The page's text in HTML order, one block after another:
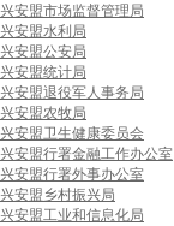
兴安盟市场监督管理局
兴安盟水利局
兴安盟公安局
兴安盟统计局
兴安盟退役军人事务局
兴安盟农牧局
兴安盟卫生健康委员会
兴安盟行署金融工作办公室
兴安盟行署外事办公室
兴安盟乡村振兴局
兴安盟工业和信息化局